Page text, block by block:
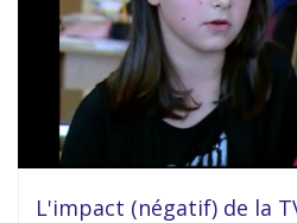
L'impact (négatif) de la